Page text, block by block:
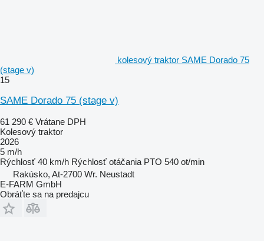
kolesový traktor SAME Dorado 75
(stage v)
15
SAME Dorado 75 (stage v)
61 290 € Vrátane DPH
Kolesový traktor
2026
5 m/h
Rýchlosť 40 km/h Rýchlosť otáčania PTO 540 ot/min
Rakúsko, At-2700 Wr. Neustadt
E-FARM GmbH
Obráťte sa na predajcu